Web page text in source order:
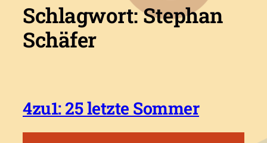
Schlagwort:Stephan
Schäfer
4zu1: 25 letzte Sommer